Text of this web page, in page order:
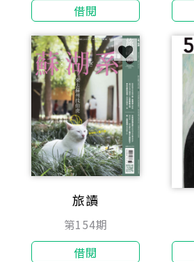
借閱
旅讀
第154期
借閱